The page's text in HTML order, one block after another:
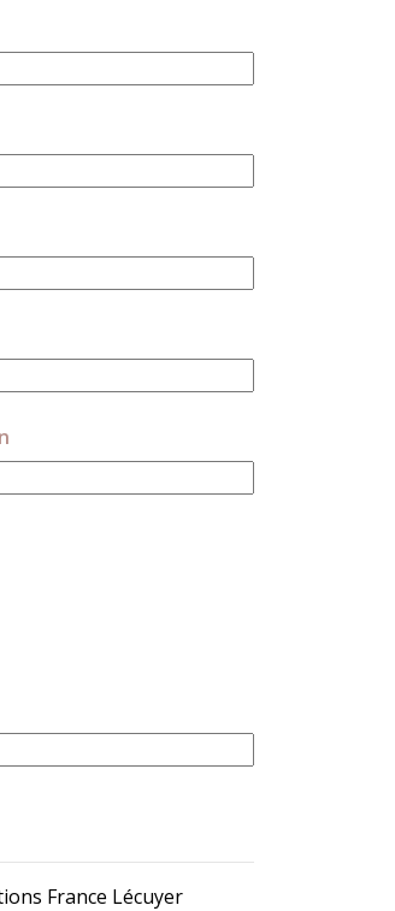
France Lécuyer